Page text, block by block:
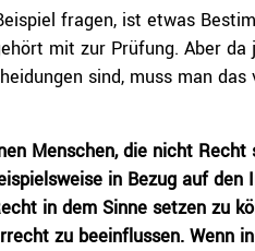
fragen, ist etwas
mit zur Prüfung. Aber da
sind, muss man das
Menschen, die nicht Recht
in Bezug auf den
in dem Sinne setzen zu
zu beeinflussen. Wenn